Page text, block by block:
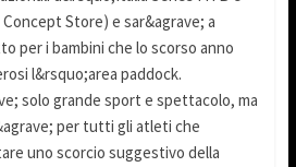
Store) e sar&agrave; a
per i bambini che lo scorso anno
l&rsquo;area paddock.
solo grande sport e spettacolo, ma
per tutti gli atleti che
uno scorcio suggestivo della